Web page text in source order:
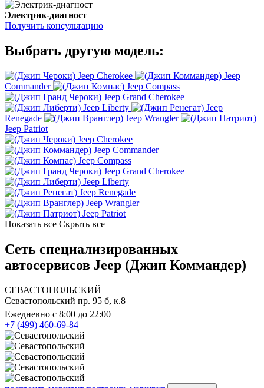
Электрик-диагност
Получить консультацию
Выбрать другую модель:
Jeep Cherokee
Jeep
Commander
Jeep Compass
Jeep Grand Cherokee
Jeep Liberty
Jeep
Renegade
Jeep Wrangler
Jeep Patriot
Jeep Cherokee
Jeep Commander
Jeep Compass
Jeep Grand Cherokee
Jeep Liberty
Jeep Renegade
Jeep Wrangler
Jeep Patriot
Показать все Скрыть все
Сеть специализированных
автосервисов Jeep (Джип Коммандер)
СЕВАСТОПОЛЬСКИЙ
Севастопольский пр. 95 б, к.8
Ежедневно с 8:00 до 22:00
+7 (499) 460-69-84